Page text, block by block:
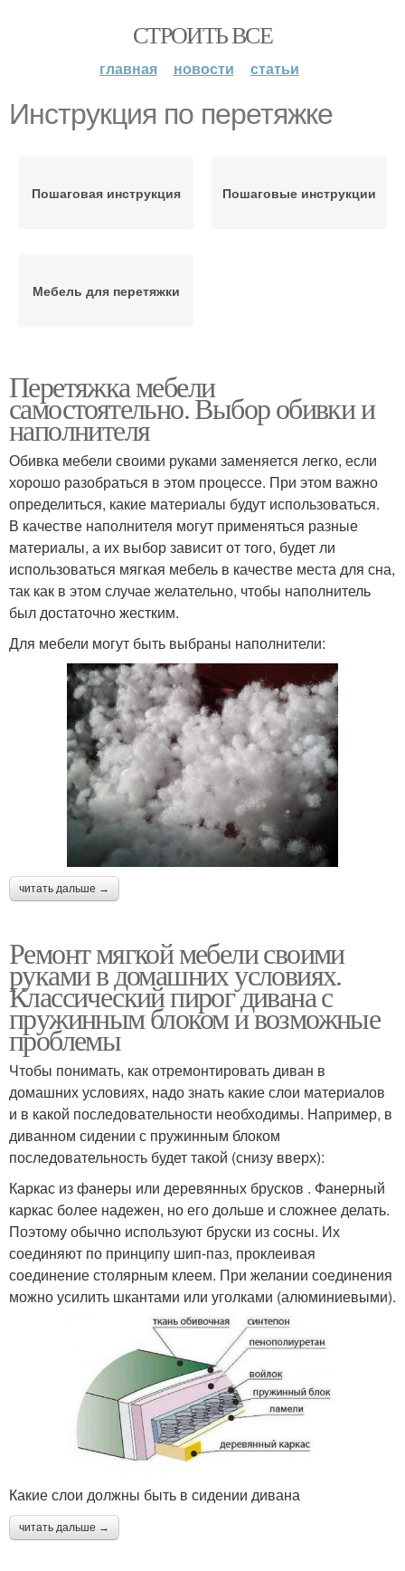
СТРОИТЬ ВСЕ
главная новости статьи
Инструкция по перетяжке
Пошаговая инструкция Пошаговые инструкции
Мебель для перетяжки
Перетяжка мебели
самостоятельно. Выбор обивки и
наполнителя
Обивка мебели своими руками заменяется легко, если
хорошо разобраться в этом процессе. При этом важно
определиться, какие материалы будут использоваться.
В качестве наполнителя могут применяться разные
материалы, а их выбор зависит от того, будет ли
использоваться мягкая мебель в качестве места для сна,
так как в этом случае желательно, чтобы наполнитель
был достаточно жестким.
Для мебели могут быть выбраны наполнители:
читать дальше →
Ремонт мягкой мебели своими
руками в домашних условиях.
Классический пирог дивана с
пружинным блоком и возможные
проблемы
Чтобы понимать, как отремонтировать диван в
домашних условиях, надо знать какие слои материалов
и в какой последовательности необходимы. Например, в
диванном сидении с пружинным блоком
последовательность будет такой (снизу вверх):
Каркас из фанеры или деревянных брусков . Фанерный
каркас более надежен, но его дольше и сложнее делать.
Поэтому обычно используют бруски из сосны. Их
соединяют по принципу шип-паз, проклеивая
соединение столярным клеем. При желании соединения
можно усилить шкантами или уголками (алюминиевыми).
Какие слои должны быть в сидении дивана
читать дальше →